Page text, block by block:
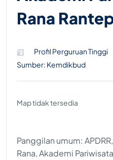
Rana
Profil Perguruan Tinggi
Sumber: Kemdikbud
Map tidak tersedia
Panggilan umum:
Rana, Akademi